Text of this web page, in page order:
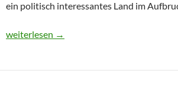
ein politisch interessantes Land im
Usbekistan 2025: Unterwegs in einem
weiterlesen →